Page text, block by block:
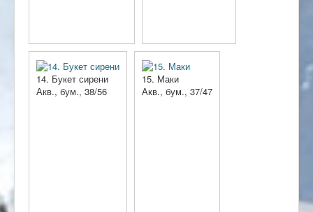
14. Букет сирени
Акв., бум., 38/56
15. Маки
Акв., бум., 37/47